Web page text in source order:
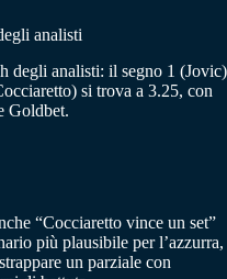
analisti
degli analisti: il segno 1 (Jovic)
si trova a 3.25, con
Goldbet.
“Cocciaretto vince un set”
più plausibile per l’azzurra,
un parziale con